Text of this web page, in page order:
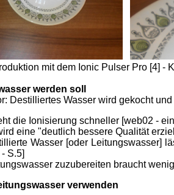
mit dem Ionic Pulser Pro [4] -
werden soll
Destilliertes Wasser wird gekocht
die Ionisierung schneller [web02 -
eine "deutlich bessere Qualität
Wasser [oder Leitungswasser]
S.5]
zuzubereiten braucht
verwenden